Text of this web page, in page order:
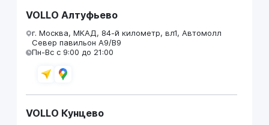
VOLLO Алтуфьево
г. Москва, МКАД, 84-й километр, вл1, Автомолл
Север павильон А9/В9
Пн-Вс с 9:00 до 21:00
VOLLO Кунцево